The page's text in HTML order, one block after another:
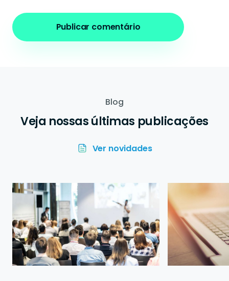
Blog
Veja nossas últimas publicações
Ver novidades